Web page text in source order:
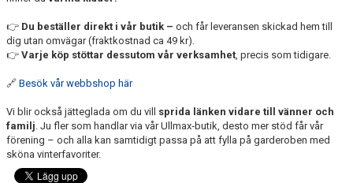
KÖANMÖLAN
FRITIDSKORTET
👉 Du beställer direkt i vår butik – och får leveransen skickad hem till
dig utan omvägar (fraktkostnad ca 49 kr).
👉 Varje köp stöttar dessutom vår verksamhet, precis som tidigare.
🔗 Besök vår webbshop här
Vi blir också jätteglada om du vill sprida länken vidare till vänner och
familj. Ju fler som handlar via vår Ullmax‑butik, desto mer stöd får vår
förening – och alla kan samtidigt passa på att fylla på garderoben med
sköna vinterfavoriter.